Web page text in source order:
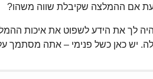
אם ההמלצה שקיבלת שווה משהו?
לך את הידע לשפוט את איכות
יש כאן כשל פנימי – אתה מסתמך